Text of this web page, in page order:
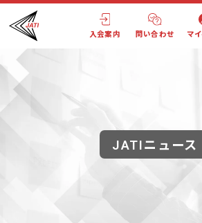
入会案内 問い合わせ マ
JATIニュース